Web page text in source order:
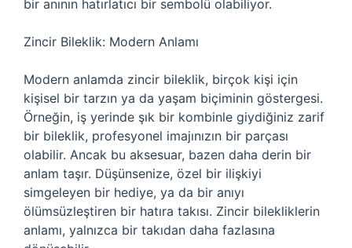
bir anının hatırlatıcı bir sembolü olabiliyor.
Zincir Bileklik: Modern Anlamı
Modern anlamda zincir bileklik, birçok kişi için
kişisel bir tarzın ya da yaşam biçiminin göstergesi.
Örneğin, iş yerinde şık bir kombinle giydiğiniz zarif
bir bileklik, profesyonel imajınızın bir parçası
olabilir. Ancak bu aksesuar, bazen daha derin bir
anlam taşır. Düşünsenize, özel bir ilişkiyi
simgeleyen bir hediye, ya da bir anıyı
ölümsüzleştiren bir hatıra takısı. Zincir bilekliklerin
anlamı, yalnızca bir takıdan daha fazlasına